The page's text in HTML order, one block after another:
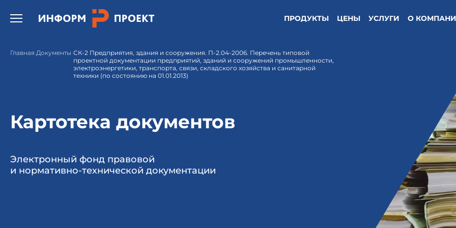
Открыть бургер меню. ПРОДУКТЫ ЦЕНЫ УСЛУГИ О
Главная Документы СК-2 Предприятия, здания и сооружения. П-2.04-2006. Перечень типовой
проектной документации предприятий, зданий и сооружений промышленности,
электроэнергетики, транспорта, связи, складского хозяйства и санитарной
техники (по состоянию на 01.01.2013)
Картотека документов
Электронный фонд правовой
и нормативно-технической документации